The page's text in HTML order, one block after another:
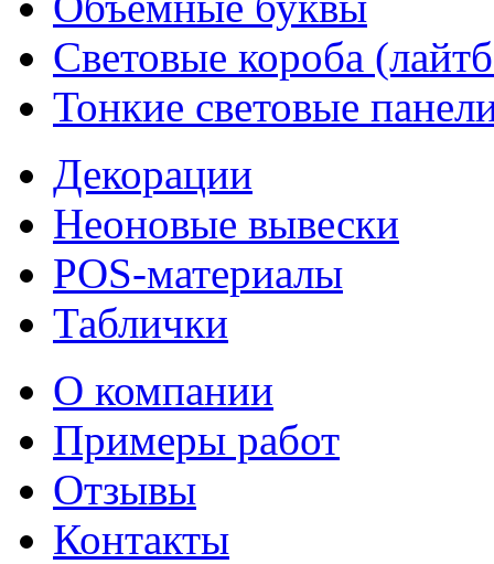
Световые короба
Тонкие световые
Декорации
Неоновые вывески
POS-материалы
Таблички
О компании
Примеры работ
Отзывы
Контакты